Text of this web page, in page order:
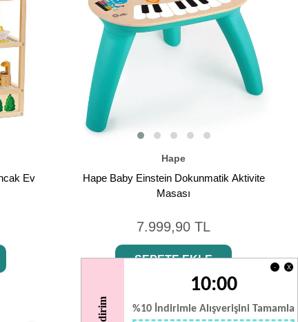
10:00
%10 İndirimle Alışverişini Tamamla
X
-
Ev
Hape
Hape Baby Einstein Dokunmatik Aktivite
Masası
7.999,90 TL
SEPETE EKLE